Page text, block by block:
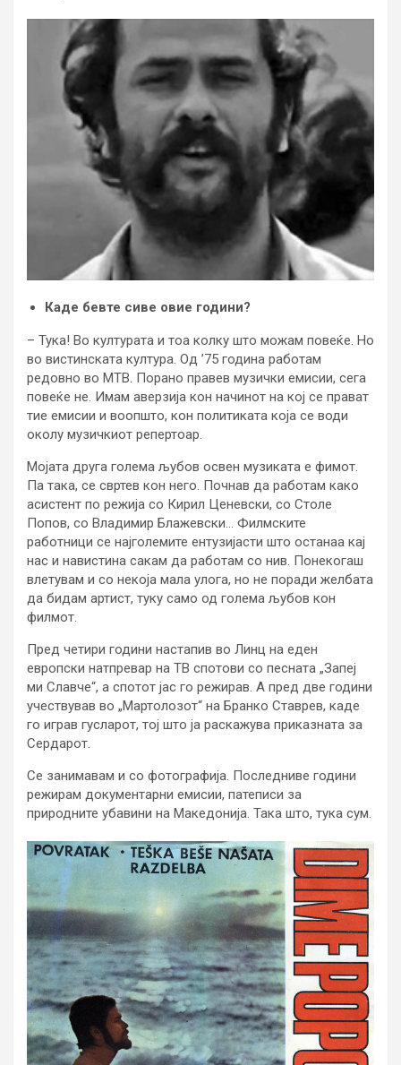
Каде бевте сиве овие години?
– Тука! Во културата и тоа колку што можам повеќе. Но
во вистинската култура. Од ’75 година работам
редовно во МТВ. Порано правев музички емисии, сега
повеќе не. Имам аверзија кон начинот на кој се прават
тие емисии и воопшто, кон политиката која се води
околу музичкиот репертоар.
Мојата друга голема љубов освен музиката е фимот.
Па така, се свртев кон него. Почнав да работам како
асистент по режија со Кирил Ценевски, со Столе
Попов, со Владимир Блажевски… Филмските
работници се најголемите ентузијасти што останаа кај
нас и навистина сакам да работам со нив. Понекогаш
влетувам и со некоја мала улога, но не поради желбата
да бидам артист, туку само од голема љубов кон
филмот.
Пред четири години настапив во Линц на еден
европски натпревар на ТВ спотови со песната „Запеј
ми Славче“, а спотот јас го режирав. А пред две години
учествував во „Мартолозот“ на Бранко Ставрев, каде
го играв гусларот, тој што ја раскажува приказната за
Сердарот.
Се занимавам и со фотографија. Последниве години
режирам документарни емисии, патеписи за
природните убавини на Македонија. Така што, тука сум.